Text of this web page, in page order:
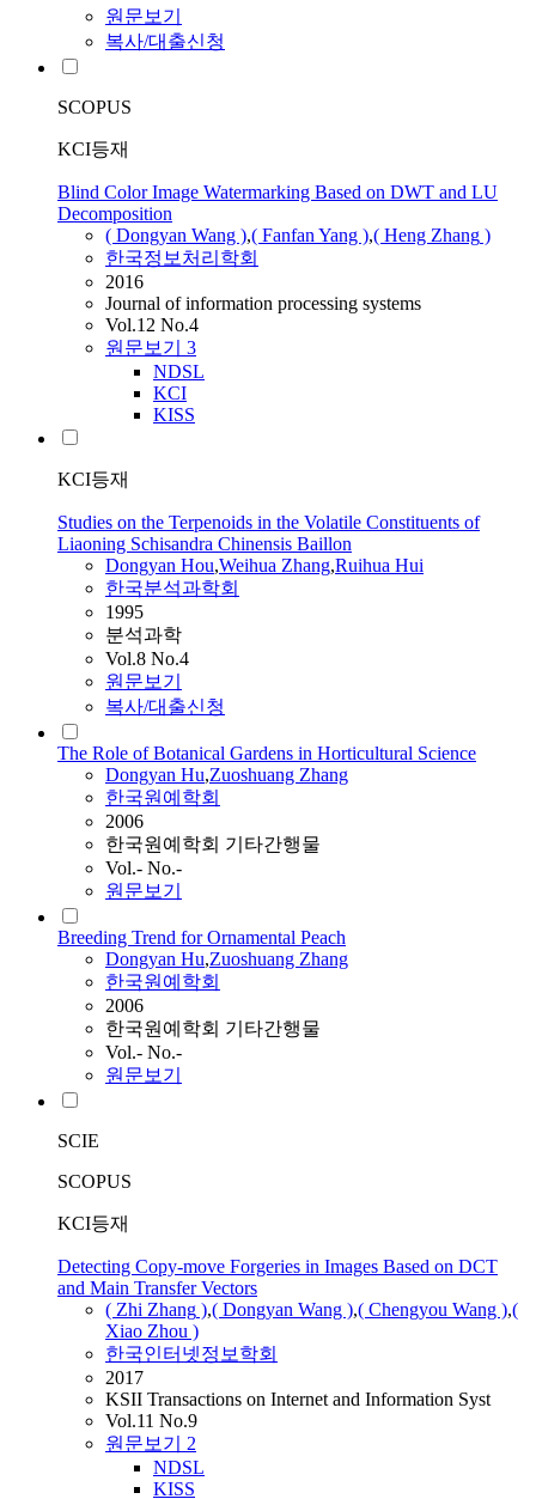
원문보기
복사/대출신청
SCOPUS
KCI등재
Blind Color Image Watermarking Based on DWT and LU
Decomposition
( Dongyan Wang ),( Fanfan Yang ),( Heng Zhang )
한국정보처리학회
2016
Journal of information processing systems
Vol.12 No.4
원문보기 3
NDSL
KCI
KISS
KCI등재
Studies on the Terpenoids in the Volatile Constituents of
Liaoning Schisandra Chinensis Baillon
Dongyan Hou,Weihua Zhang,Ruihua Hui
한국분석과학회
1995
분석과학
Vol.8 No.4
원문보기
복사/대출신청
The Role of Botanical Gardens in Horticultural Science
Dongyan Hu,Zuoshuang Zhang
한국원예학회
2006
한국원예학회 기타간행물
Vol.- No.-
원문보기
Breeding Trend for Ornamental Peach
Dongyan Hu,Zuoshuang Zhang
한국원예학회
2006
한국원예학회 기타간행물
Vol.- No.-
원문보기
SCIE
SCOPUS
KCI등재
Detecting Copy-move Forgeries in Images Based on DCT
and Main Transfer Vectors
( Zhi Zhang ),( Dongyan Wang ),( Chengyou Wang ),(
Xiao Zhou )
한국인터넷정보학회
2017
KSII Transactions on Internet and Information Syst
Vol.11 No.9
원문보기 2
NDSL
KISS